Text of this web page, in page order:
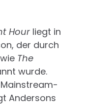
Hour liegt in
der durch
The
wurde.
Andersons